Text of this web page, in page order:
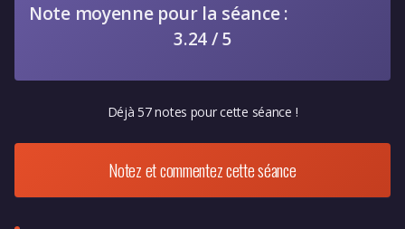
Note moyenne pour la séance :
3.24 / 5
Déjà 57 notes pour cette séance !
Notez et commentez cette séance